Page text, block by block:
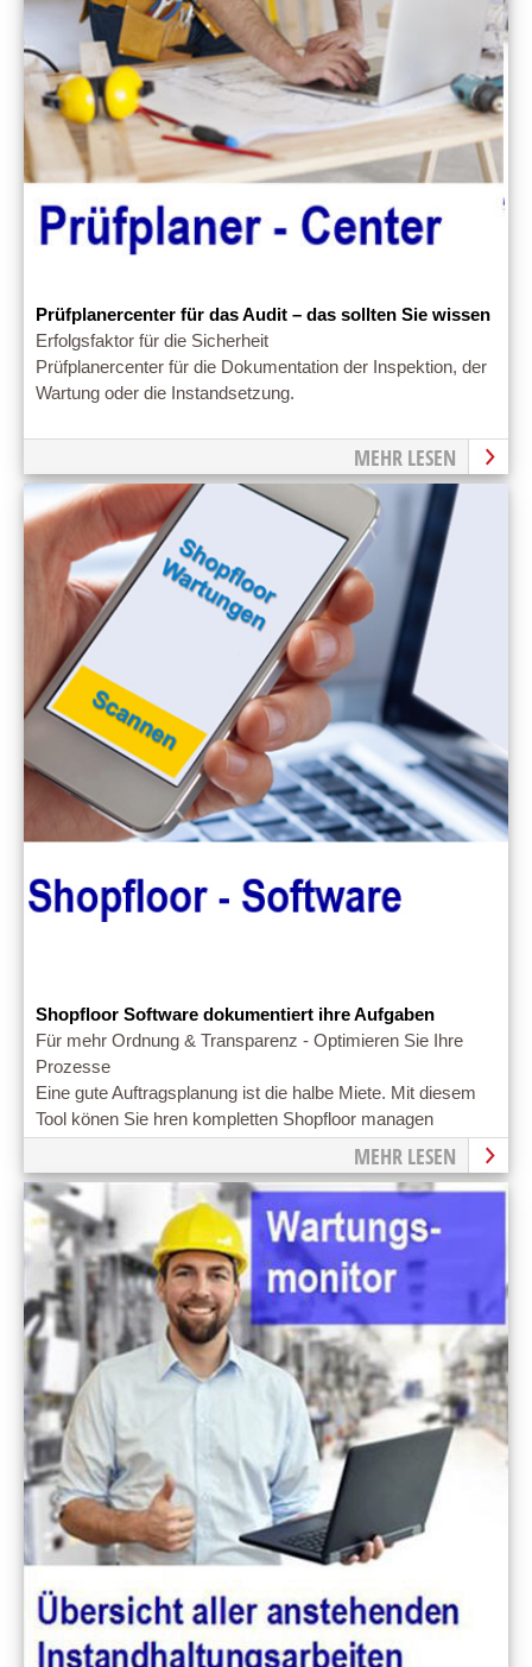
Prüfplanercenter für das Audit – das sollten Sie wissen
Erfolgsfaktor für die Sicherheit
Prüfplanercenter für die Dokumentation der Inspektion, der
Wartung oder die Instandsetzung.
MEHR LESEN
Shopfloor Software dokumentiert ihre Aufgaben
Für mehr Ordnung & Transparenz - Optimieren Sie Ihre
Prozesse
Eine gute Auftragsplanung ist die halbe Miete. Mit diesem
Tool könen Sie hren kompletten Shopfloor managen
MEHR LESEN